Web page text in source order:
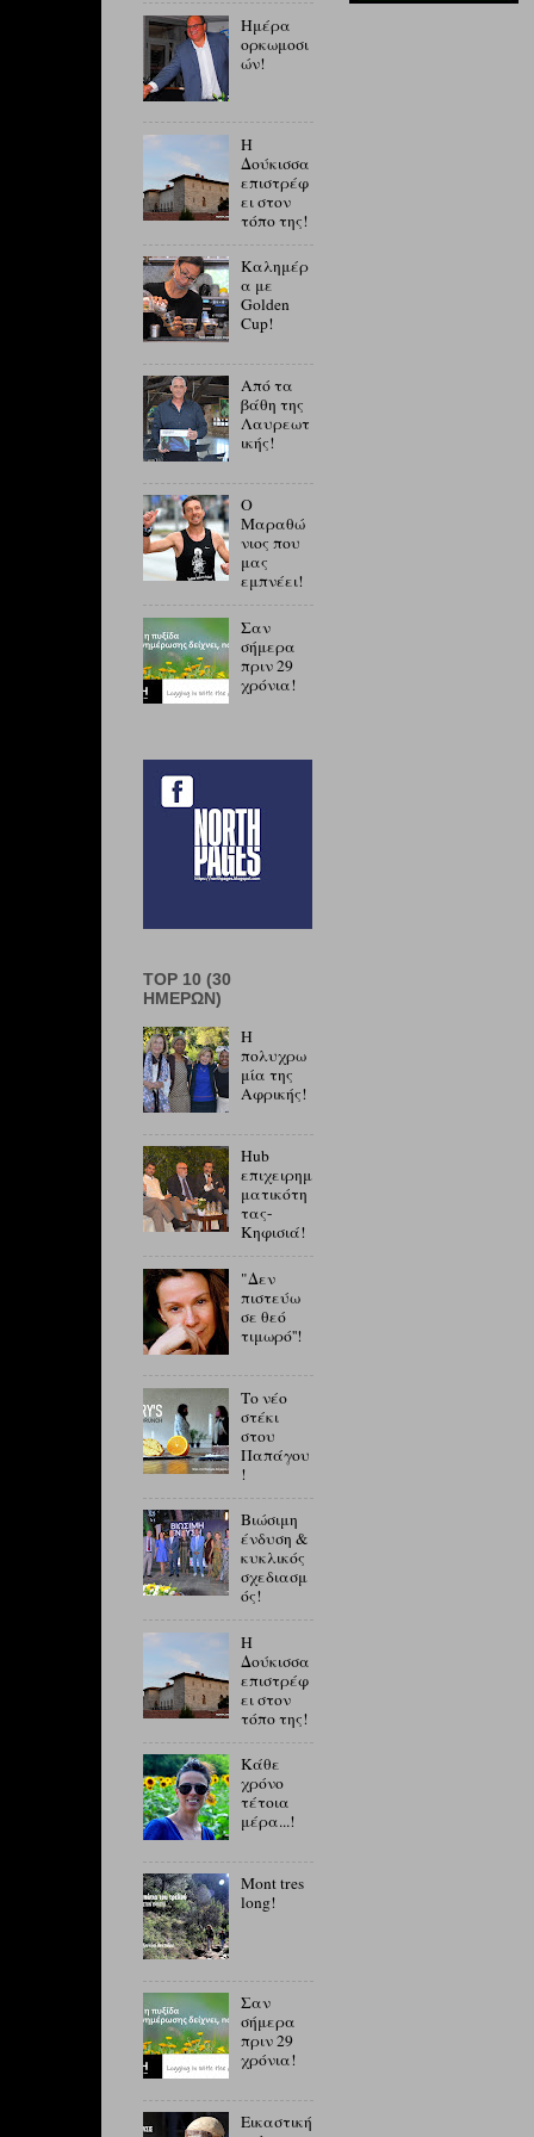
Ημέρα
ορκωμοσι
ών!
Η
Δούκισσα
επιστρέφ
ει στον
τόπο της!
Καλημέρ
α με
Golden
Cup!
Από τα
βάθη της
Λαυρεωτ
ικής!
Ο
Μαραθώ
νιος που
μας
εμπνέει!
Σαν
σήμερα
πριν 29
χρόνια!
TOP 10 (30
ΗΜΕΡΏΝ)
Η
πολυχρω
μία της
Αφρικής!
Hub
επιχειρημ
ματικότη
τας-
Κηφισιά!
"Δεν
πιστεύω
σε θεό
τιμωρό''!
Το νέο
στέκι
στου
Παπάγου
!
Βιώσιμη
ένδυση &
κυκλικός
σχεδιασμ
ός!
Η
Δούκισσα
επιστρέφ
ει στον
τόπο της!
Κάθε
χρόνο
τέτοια
μέρα...!
Mont tres
long!
Σαν
σήμερα
πριν 29
χρόνια!
Εικαστική